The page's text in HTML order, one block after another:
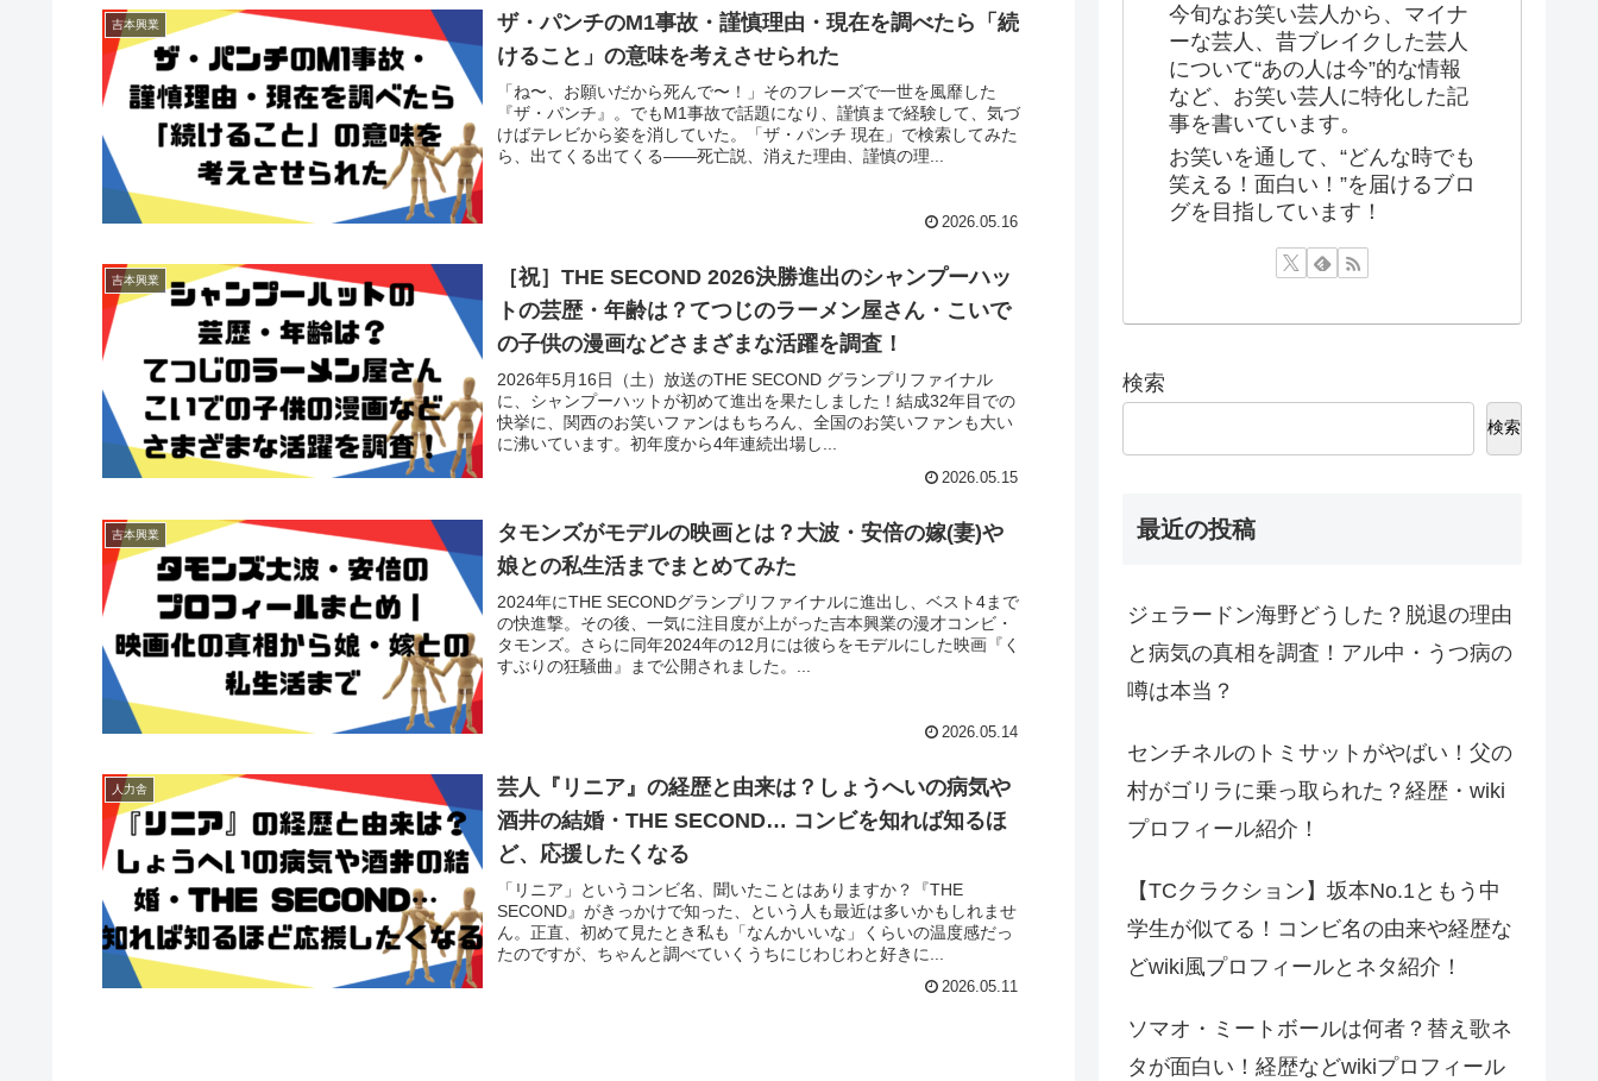
吉本興業
ザ・パンチのM1事故・謹慎理由・現在を調べたら「続
けること」の意味を考えさせられた
「ね〜、お願いだから死んで〜！」そのフレーズで一世を風靡した
『ザ・パンチ』。でもM1事故で話題になり、謹慎まで経験して、気づ
けばテレビから姿を消していた。「ザ・パンチ 現在」で検索してみた
ら、出てくる出てくる——死亡説、消えた理由、謹慎の理...
2026.05.16
吉本興業
［祝］THE SECOND 2026決勝進出のシャンプーハッ
トの芸歴・年齢は？てつじのラーメン屋さん・こいで
の子供の漫画などさまざまな活躍を調査！
2026年5月16日（土）放送のTHE SECOND グランプリファイナル
に、シャンプーハットが初めて進出を果たしました！結成32年目での
快挙に、関西のお笑いファンはもちろん、全国のお笑いファンも大い
に沸いています。初年度から4年連続出場し...
2026.05.15
吉本興業
タモンズがモデルの映画とは？大波・安倍の嫁(妻)や
娘との私生活までまとめてみた
2024年にTHE SECONDグランプリファイナルに進出し、ベスト4まで
の快進撃。その後、一気に注目度が上がった吉本興業の漫才コンビ・
タモンズ。さらに同年2024年の12月には彼らをモデルにした映画『く
すぶりの狂騒曲』まで公開されました。...
2026.05.14
人力舎
芸人『リニア』の経歴と由来は？しょうへいの病気や
酒井の結婚・THE SECOND… コンビを知れば知るほ
ど、応援したくなる
「リニア」というコンビ名、聞いたことはありますか？『THE
SECOND』がきっかけで知った、という人も最近は多いかもしれませ
ん。正直、初めて見たとき私も「なんかいいな」くらいの温度感だっ
たのですが、ちゃんと調べていくうちにじわじわと好きに...
2026.05.11
今旬なお笑い芸人から、マイナ
ーな芸人、昔ブレイクした芸人
について“あの人は今”的な情報
など、お笑い芸人に特化した記
事を書いています。
お笑いを通して、“どんな時でも
笑える！面白い！”を届けるブロ
グを目指しています！
検索
検索
最近の投稿
ジェラードン海野どうした？脱退の理由
と病気の真相を調査！アル中・うつ病の
噂は本当？
センチネルのトミサットがやばい！父の
村がゴリラに乗っ取られた？経歴・wiki
プロフィール紹介！
【TCクラクション】坂本No.1ともう中
学生が似てる！コンビ名の由来や経歴な
どwiki風プロフィールとネタ紹介！
ソマオ・ミートボールは何者？替え歌ネ
タが面白い！経歴などwikiプロフィール